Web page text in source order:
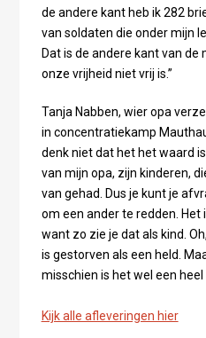
de andere kant heb ik 282
van soldaten die onder mijn
Dat is de andere kant van de
onze vrijheid niet vrij is.”
Tanja Nabben, wier opa
in concentratiekamp
denk niet dat het het waard
van mijn opa, zijn kinderen,
van gehad. Dus je kunt je
om een ander te redden. Het
want zo zie je dat als kind.
is gestorven als een held.
misschien is het wel een
Kijk alle afleveringen hier